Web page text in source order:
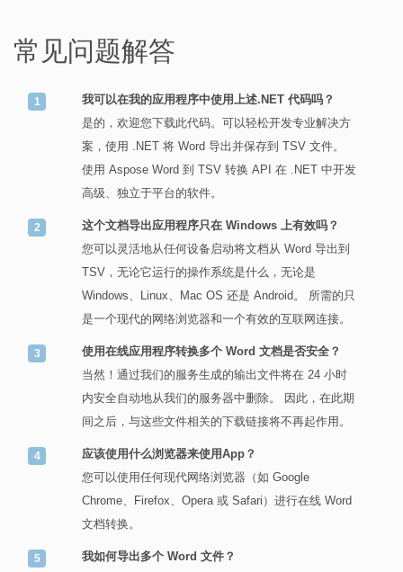
常见问题解答
我可以在我的应用程序中使用上述.NET 代码吗？
是的，欢迎您下载此代码。可以轻松开发专业解决方
案，使用 .NET 将 Word 导出并保存到 TSV 文件。
使用 Aspose Word 到 TSV 转换 API 在 .NET 中开发
高级、独立于平台的软件。
这个文档导出应用程序只在 Windows 上有效吗？
您可以灵活地从任何设备启动将文档从 Word 导出到
TSV，无论它运行的操作系统是什么，无论是
Windows、Linux、Mac OS 还是 Android。 所需的只
是一个现代的网络浏览器和一个有效的互联网连接。
使用在线应用程序转换多个 Word 文档是否安全？
当然！通过我们的服务生成的输出文件将在 24 小时
内安全自动地从我们的服务器中删除。 因此，在此期
间之后，与这些文件相关的下载链接将不再起作用。
应该使用什么浏览器来使用App？
您可以使用任何现代网络浏览器（如 Google
Chrome、Firefox、Opera 或 Safari）进行在线 Word
文档转换。
我如何导出多个 Word 文件？